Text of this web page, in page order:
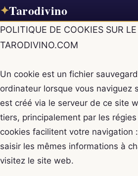
✦Tarodivino
POLITIQUE DE COOKIES SUR
TARODIVINO.COM
Un cookie est un fichier
ordinateur lorsque vous naviguez
est créé via le serveur de ce site
tiers, principalement par les
cookies facilitent votre navigation
saisir les mêmes informations à
visitez le site web.